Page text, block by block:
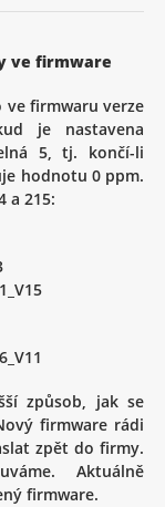
ve firmware
ve firmwaru verze
je nastavena
5, tj. končí-li
hodnotu 0 ppm.
a 215:
způsob, jak se
firmware rádi
zpět do firmy.
Aktuálně
firmware.